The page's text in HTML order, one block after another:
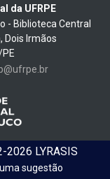
da UFRPE
- Biblioteca Central
Dois Irmãos
2026 LYRASIS
sugestão